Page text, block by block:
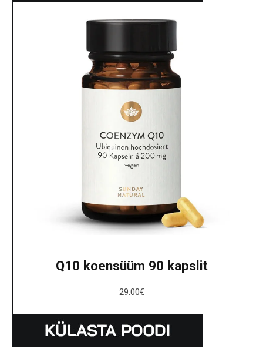
Q10 koensüüm 90 kapslit
29.00€